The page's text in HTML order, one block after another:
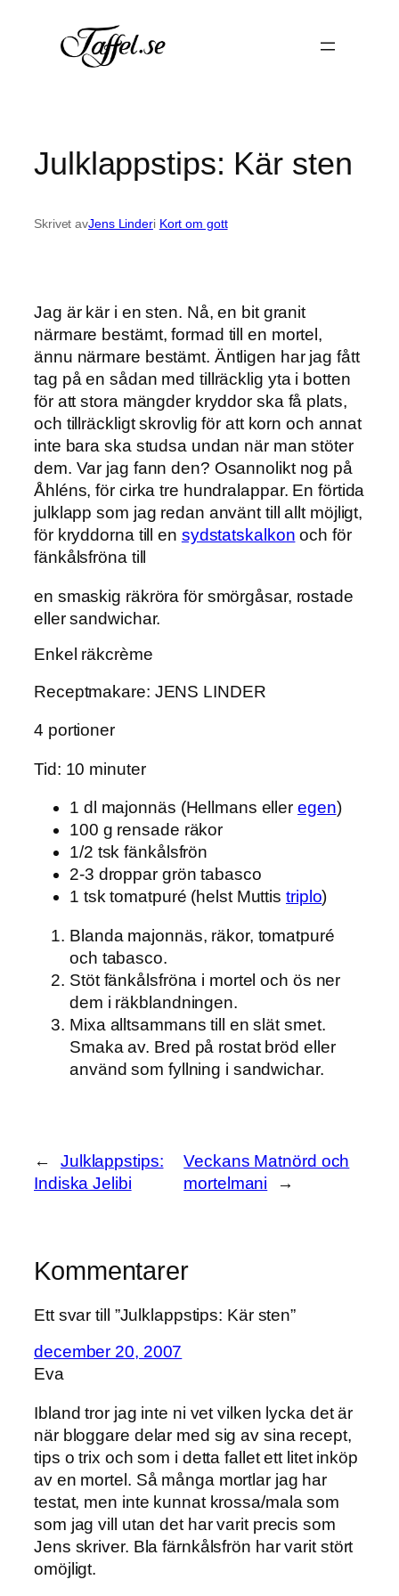
Julklappstips: Kär sten
Skrivet avJens Linderi Kort om gott
Jag är kär i en sten. Nå, en bit granit
närmare bestämt, formad till en mortel,
ännu närmare bestämt. Äntligen har jag fått
tag på en sådan med tillräcklig yta i botten
för att stora mängder kryddor ska få plats,
och tillräckligt skrovlig för att korn och annat
inte bara ska studsa undan när man stöter
dem. Var jag fann den? Osannolikt nog på
Åhléns, för cirka tre hundralappar. En förtida
julklapp som jag redan använt till allt möjligt,
för kryddorna till en sydstatskalkon och för
fänkålsfröna till
en smaskig räkröra för smörgåsar, rostade
eller sandwichar.
Enkel räkcrème
Receptmakare: JENS LINDER
4 portioner
Tid: 10 minuter
1 dl majonnäs (Hellmans eller egen)
100 g rensade räkor
1/2 tsk fänkålsfrön
2-3 droppar grön tabasco
1 tsk tomatpuré (helst Muttis triplo)
Blanda majonnäs, räkor, tomatpuré
och tabasco.
Stöt fänkålsfröna i mortel och ös ner
dem i räkblandningen.
Mixa alltsammans till en slät smet.
Smaka av. Bred på rostat bröd eller
använd som fyllning i sandwichar.
←
Julklappstips:
Indiska Jelibi
Veckans Matnörd och
mortelmani
→
Kommentarer
Ett svar till ”Julklappstips: Kär sten”
december 20, 2007
Eva
Ibland tror jag inte ni vet vilken lycka det är
när bloggare delar med sig av sina recept,
tips o trix och som i detta fallet ett litet inköp
av en mortel. Så många mortlar jag har
testat, men inte kunnat krossa/mala som
som jag vill utan det har varit precis som
Jens skriver. Bla färnkålsfrön har varit stört
omöjligt.